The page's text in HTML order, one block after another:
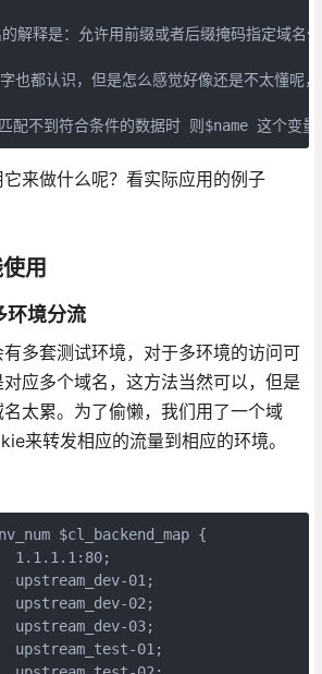
解释是：允许用前缀或者后缀掩码指定域名
也都认识，但是怎么感觉好像还是不太懂呢
不到符合条件的数据时 则$name 这个变量
来做什么呢？看实际应用的例子
用
环境分流
多套测试环境，对于多环境的访问可
应多个域名，这方法当然可以，但是
太累。为了偷懒，我们用了一个域
来转发相应的流量到相应的环境。
$cl_backend_map {
1.1.1.1:80;
upstream_dev-01;
upstream_dev-02;
upstream_dev-03;
upstream_test-01;